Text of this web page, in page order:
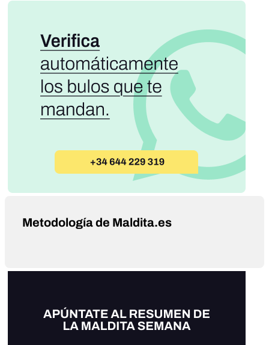
Metodología de Maldita.es